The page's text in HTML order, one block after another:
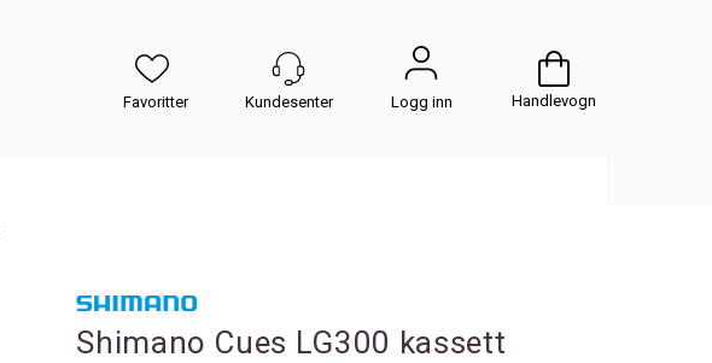
Logg inn Handlevogn
Shimano Cues LG300 kassett